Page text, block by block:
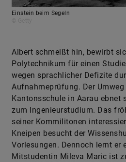
Einstein beim Segeln
Albert schmeißt hin, bewirbt
Polytechnikum für einen
wegen sprachlicher Defizite
Aufnahmeprüfung. Der Umweg
Kantonsschule in Aarau ebnet
zum Ingenieurstudium. Das
seiner Kommilitonen
Kneipen besucht der
Vorlesungen. Dennoch lernt er
Mitstudentin Mileva Maric ist